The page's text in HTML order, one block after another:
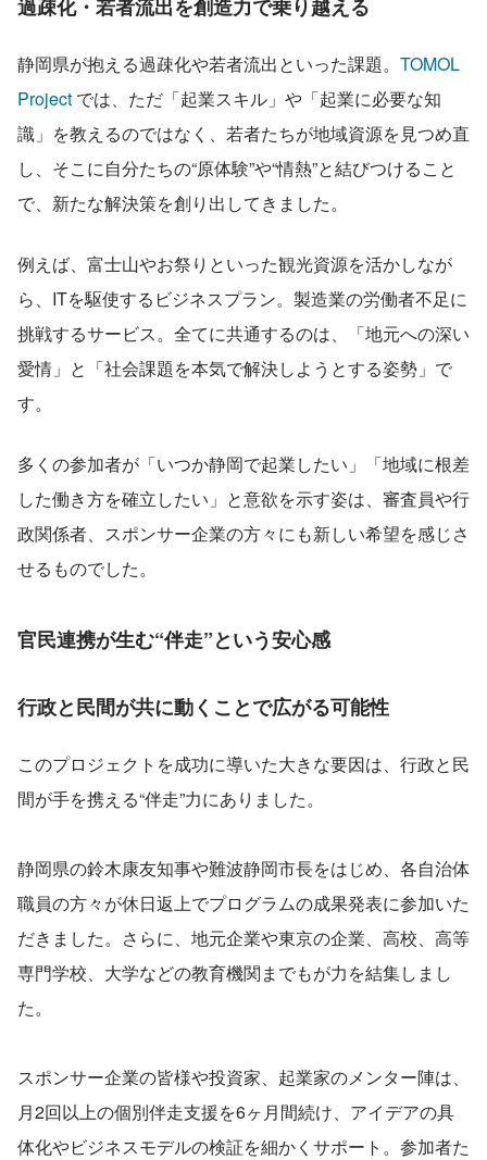
過疎化・若者流出を創造力で乗り越える
静岡県が抱える過疎化や若者流出といった課題。 TOMOL
Project では、ただ「起業スキル」や「起業に必要な知
識」を教えるのではなく、若者たちが地域資源を見つめ直
し、そこに自分たちの“原体験”や“情熱”と結びつけること
で、新たな解決策を創り出してきました。
例えば、富士山やお祭りといった観光資源を活かしなが
ら、ITを駆使するビジネスプラン。製造業の労働者不足に
挑戦するサービス。全てに共通するのは、「地元への深い
愛情」と「社会課題を本気で解決しようとする姿勢」で
す。
多くの参加者が「いつか静岡で起業したい」「地域に根差
した働き方を確立したい」と意欲を示す姿は、審査員や行
政関係者、スポンサー企業の方々にも新しい希望を感じさ
せるものでした。
官民連携が生む“伴走”という安心感
行政と民間が共に動くことで広がる可能性
このプロジェクトを成功に導いた大きな要因は、行政と民
間が手を携える“伴走”力にありました。
静岡県の鈴木康友知事や難波静岡市長をはじめ、各自治体
職員の方々が休日返上でプログラムの成果発表に参加いた
だきました。さらに、地元企業や東京の企業、高校、高等
専門学校、大学などの教育機関までもが力を結集しまし
た。
スポンサー企業の皆様や投資家、起業家のメンター陣は、
月2回以上の個別伴走支援を6ヶ月間続け、アイデアの具
体化やビジネスモデルの検証を細かくサポート。参加者た